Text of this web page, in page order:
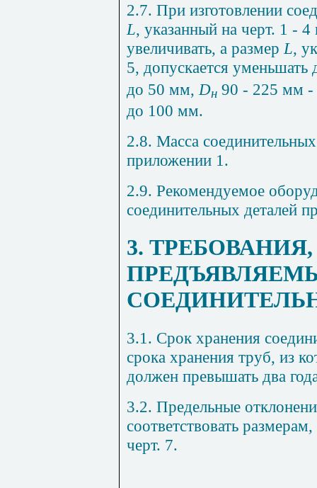
2.7. При изготовлении
L, указанный на черт. 1 - 4
увеличивать, а размерL,
5, допускается уменьшать
до 50 мм, Dн 90 - 225 мм
до 100 мм.
2.8. Масса
приложении 1 .
2.9. Рекомендуемое
соединительных деталей
3. ТРЕБОВАНИЯ,
3.1. Срок хранения
срока хранения труб, из
должен превышать два
3.2. Предельные
соответствовать
черт. 7.